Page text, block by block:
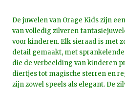
De juwelen van Orage Kids zijn
van volledig zilveren
voor kinderen. Elk sieraad is met
detail gemaakt, met
die de verbeelding van kinderen
diertjes tot magische sterren en
zijn zowel speels als elegant. De